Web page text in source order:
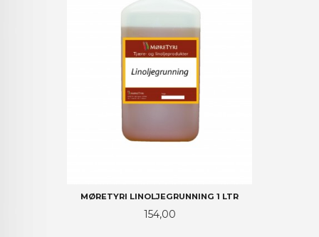
MØRETYRI LINOLJEGRUNNING 1 LTR
Pris
154,00